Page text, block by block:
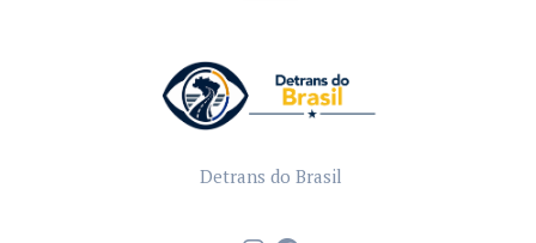
Detrans do Brasil